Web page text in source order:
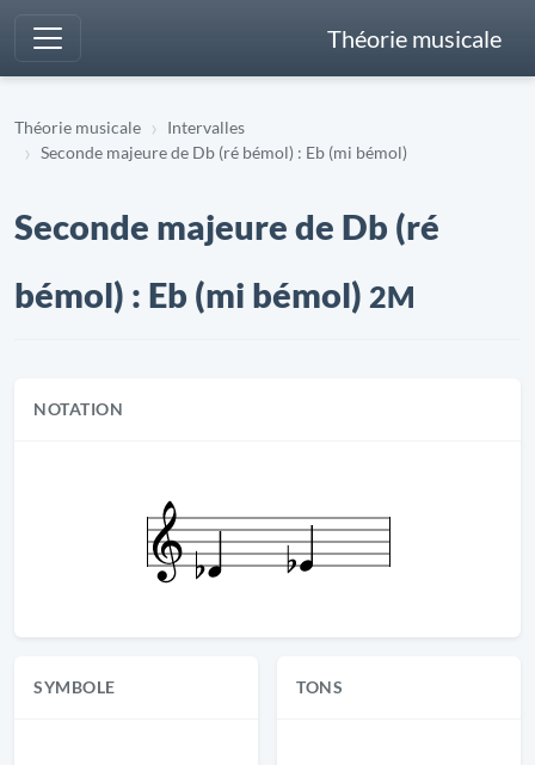
Théorie musicale
Théorie musicale
Intervalles
Seconde majeure de Db (ré bémol) : Eb (mi bémol)
Seconde majeure de Db (ré
bémol) : Eb (mi bémol) 2M
NOTATION
SYMBOLE TONS